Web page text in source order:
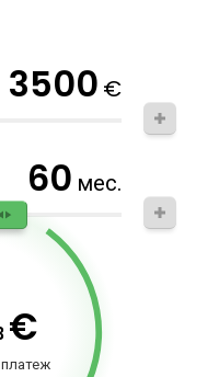
3500 €
60 мес.
€